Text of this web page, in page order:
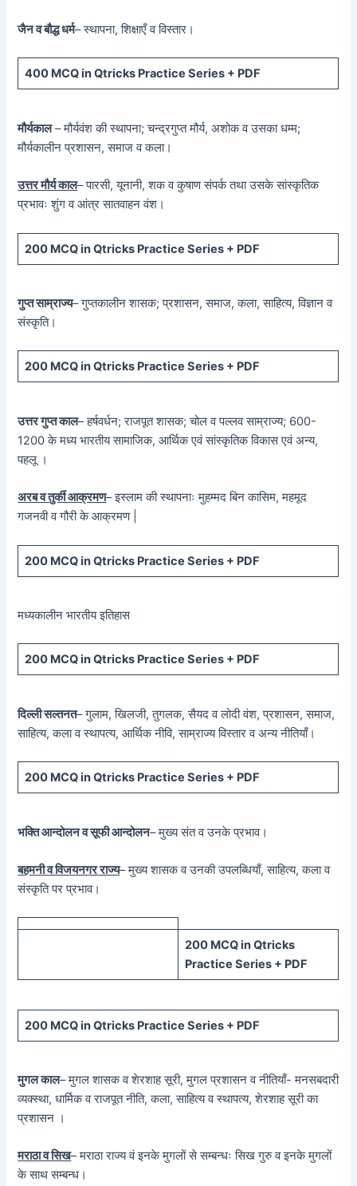
जैन व बौद्ध धर्म– स्थापना, शिक्षाएँ व विस्तार।
400 MCQin Qtricks Practice Series + PDF
मौर्यकाल– मौर्यवंश की स्थापना; चन्द्रगुप्त मौर्य, अशोक व उसका धम्म;
मौर्यकालीन प्रशासन, समाज व कला।
उत्तर मौर्य काल– पारसी, यूनानी, शक व कुषाण संपर्क तथा उसके सांस्कृतिक
प्रभावः शुंग व आंत्र सातवाहन वंश।
200 MCQ in Qtricks Practice Series + PDF
गुप्त साम्राज्य– गुप्तकालीन शासक; प्रशासन, समाज, कला, साहित्य, विज्ञान व
संस्कृति।
200 MCQ in Qtricks Practice Series + PDF
उत्तर गुप्त काल– हर्षवर्धन; राजपूत शासक; चोल व पल्लव साम्राज्य; 600-
1200 के मध्य भारतीय सामाजिक, आर्थिक एवं सांस्कृतिक विकास एवं अन्य,
पहलू ।
अरब व तुर्की आक्रमण– इस्लाम की स्थापनाः मुहम्मद बिन कासिम, महमूद
गजनवी व गौरी के आक्रमण |
200 MCQ in Qtricks Practice Series + PDF
मध्यकालीन भारतीय इतिहास
200 MCQ in Qtricks Practice Series + PDF
दिल्ली सल्तनत– गुलाम, खिलजी, तुगलक, सैयद व लोदी वंश, प्रशासन, समाज,
साहित्य, कला व स्थापत्य, आर्थिक नीवि, साम्राज्य विस्तार व अन्य नीतियाँ।
200 MCQ in Qtricks Practice Series + PDF
भक्ति आन्दोलन व सूफी आन्दोलन– मुख्य संत व उनके प्रभाव।
बहमनी व विजयनगर राज्य– मुख्य शासक व उनकी उपलब्धियाँ, साहित्य, कला व
संस्कृति पर प्रभाव।
200 MCQ in Qtricks
Practice Series + PDF
200 MCQ in Qtricks Practice Series + PDF
मुगल काल– मुगल शासक व शेरशाह सूरी, मुगल प्रशासन व नीतियाँ- मनसबदारी
व्यक्स्था, धार्मिक व राजपूत नीति, कला, साहित्य व स्थापत्य, शेरशाह सूरी का
प्रशासन ।
मराठा व सिख– मराठा राज्य वं इनके मुगलों से सम्बन्धः सिख गुरु व इनके मुगलों
के साथ सम्बन्ध।